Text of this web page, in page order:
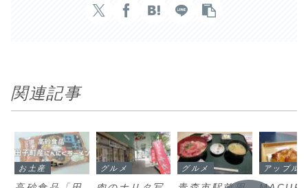
関連記事
お土産 グルメ グルメ